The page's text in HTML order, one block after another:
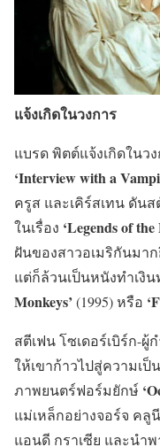
แจ้งเกิดในวงการ
แบรด พิตต์แจ้งเกิดในว
‘Interview with a
ครูส และเคิร์สเทน ดัน
ในเรื่อง ‘Legends of the
ฝันของสาวอเมริกันมา
แต่ก็ล้วนเป็นหนังทำเงิ
Monkeys’ (1995) หรือ
สตีเฟน โซเดอร์เบิร์ก-
ให้เขาก้าวไปสู่ความเ
ภาพยนตร์ฟอร์มยักษ์
แม่เหล็กอย่างจอร์จ คลู
แอนดี กราเซีย และนำ